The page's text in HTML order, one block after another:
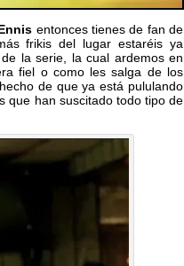
entonces tienes de fan de
frikis del lugar estaréis ya
la serie, la cual ardemos en
fiel o como les salga de los
de que ya está pululando
que han suscitado todo tipo de